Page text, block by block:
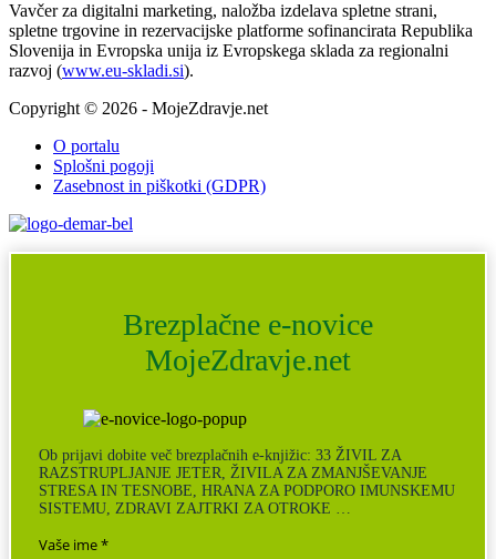
Vavčer za digitalni marketing, naložba izdelava spletne strani,
spletne trgovine in rezervacijske platforme sofinancirata Republika
Slovenija in Evropska unija iz Evropskega sklada za regionalni
razvoj (www.eu-skladi.si).
Copyright © 2026 - MojeZdravje.net
O portalu
Splošni pogoji
Zasebnost in piškotki (GDPR)
Brezplačne e-novice
MojeZdravje.net
Ob prijavi dobite več brezplačnih e-knjižic: 33 ŽIVIL ZA
RAZSTRUPLJANJE JETER, ŽIVILA ZA ZMANJŠEVANJE
STRESA IN TESNOBE, HRANA ZA PODPORO IMUNSKEMU
SISTEMU, ZDRAVI ZAJTRKI ZA OTROKE …
Vaše ime